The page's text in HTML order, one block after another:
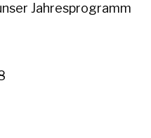
Jahresprogramm